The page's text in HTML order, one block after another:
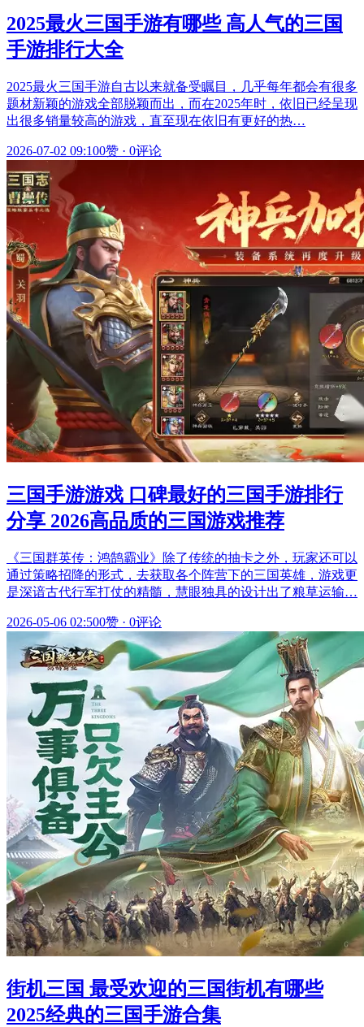
2025最火三国手游有哪些 高人气的三国
手游排行大全
2025最火三国手游自古以来就备受瞩目，几乎每年都会有很多
题材新颖的游戏全部脱颖而出，而在2025年时，依旧已经呈现
出很多销量较高的游戏，直至现在依旧有更好的热…
2026-07-02 09:100赞 · 0评论
三国手游游戏 口碑最好的三国手游排行
分享 2026高品质的三国游戏推荐
《三国群英传：鸿鹄霸业》除了传统的抽卡之外，玩家还可以
通过策略招降的形式，去获取各个阵营下的三国英雄，游戏更
是深谙古代行军打仗的精髓，慧眼独具的设计出了粮草运输…
2026-05-06 02:500赞 · 0评论
街机三国 最受欢迎的三国街机有哪些
2025经典的三国手游合集